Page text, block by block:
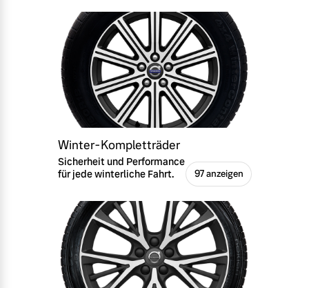
Winter-Kompletträder
Sicherheit und Performance
für jede winterliche Fahrt.
97 anzeigen